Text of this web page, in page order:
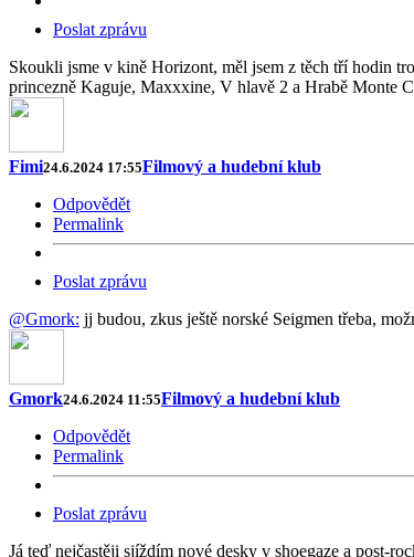
Poslat zprávu
Skoukli jsme v kině Horizont, měl jsem z těch tří hodin
princezně Kaguje, Maxxxine, V hlavě 2 a Hrabě Monte
Fimi24.6.2024 17:55Filmový a hudební klub
Odpovědět
Permalink
Poslat zprávu
@Gmork: jj budou, zkus ještě norské Seigmen třeba,
Gmork24.6.2024 11:55Filmový a hudební klub
Odpovědět
Permalink
Poslat zprávu
Já teď nejčastěji sjíždím nové desky v shoegaze a post-